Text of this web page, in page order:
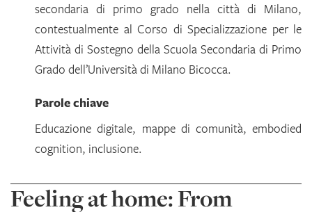
secondaria di primo grado nella città di Milano,
contestualmente al Corso di Specializzazione per le
Attività di Sostegno della Scuola Secondaria di Primo
Grado dell’Università di Milano Bicocca.
Parole chiave
Educazione digitale, mappe di comunità, embodied
cognition, inclusione.
Feeling at home: From